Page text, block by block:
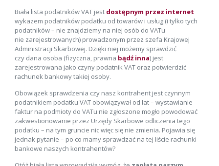
Biała lista podatników VAT jest dostępnym przez internet
wykazem podatników podatku od towarów i usług (i tylko tych
podatników – nie znajdziemy na niej osób do VATu
nie zarejestrowanych) prowadzonym przez szefa Krajowej
Administracji Skarbowej. Dzięki niej możemy sprawdzić
czy dana osoba (fizyczna, prawna bądź inna) jest
zarejestrowana jako czyny podatnik VAT oraz potwierdzić
rachunek bankowy takiej osoby.
Obowiązek sprawdzenia czy nasz kontrahent jest czynnym
podatnikiem podatku VAT obowiązywał od lat – wystawianie
faktur na podmioty do VATu nie zgłoszone mogło powodować
zakwestionowanie przez Urzędy Skarbowe odliczenia tego
podatku – na tym gruncie nic więc się nie zmienia. Pojawia się
jednak pytanie – po co mamy sprawdzać na tej liście rachunki
bankowe naszych kontrahentów?